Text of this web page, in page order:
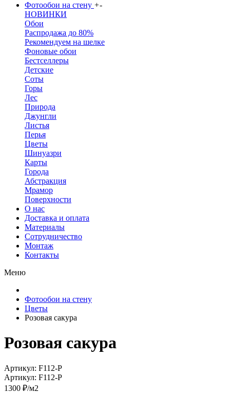
Фотообои на стену +-
НОВИНКИ
Обои
Распродажа до 80%
Рекомендуем на шелке
Фоновые обои
Бестселлеры
Детские
Соты
Горы
Лес
Природа
Джунгли
Листья
Перья
Цветы
Шинуазри
Карты
Города
Абстракция
Мрамор
Поверхности
О нас
Доставка и оплата
Материалы
Сотрудничество
Монтаж
Контакты
Меню
Фотообои на стену
Цветы
Розовая сакура
Розовая сакура
Артикул: F112-P
Артикул: F112-P
1300 ₽/м2